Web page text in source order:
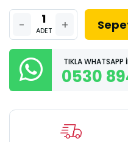
- +
TIKLA WHATSAPP
0530